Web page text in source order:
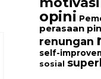
opini
perasaan
renungan
self-
sosial